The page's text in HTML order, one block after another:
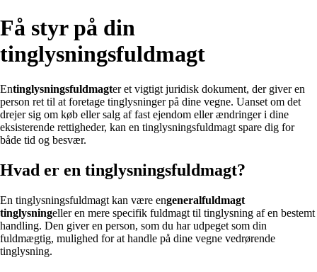
Få styr på din
tinglysningsfuldmagt
Entinglysningsfuldmagter et vigtigt juridisk dokument, der giver en
person ret til at foretage tinglysninger på dine vegne. Uanset om det
drejer sig om køb eller salg af fast ejendom eller ændringer i dine
eksisterende rettigheder, kan en tinglysningsfuldmagt spare dig for
både tid og besvær.
Hvad er en tinglysningsfuldmagt?
En tinglysningsfuldmagt kan være engeneralfuldmagt
tinglysningeller en mere specifik fuldmagt til tinglysning af en bestemt
handling. Den giver en person, som du har udpeget som din
fuldmægtig, mulighed for at handle på dine vegne vedrørende
tinglysning.